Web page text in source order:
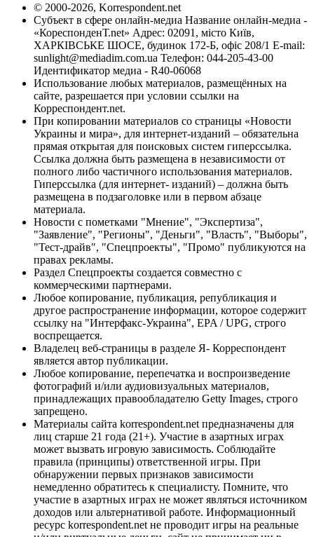
© 2000-2026, Korrespondent.net
Субъект в сфере онлайн-медиа Название онлайн-медиа -
«КореспонденТ.net» Адрес: 02091, місто Київ,
ХАРКІВСЬКЕ ШОСЕ, будинок 172-Б, офіс 208/1 E-mail:
sunlight@mediadim.com.ua Телефон: 044-205-43-00
Идентификатор медиа - R40-06068
Использование любых материалов, размещённых на
сайте, разрешается при условии ссылки на
Корреспондент.net.
При копировании материалов со страницы «Новости
Украины и мира», для интернет-изданий – обязательна
прямая открытая для поисковых систем гиперссылка.
Ссылка должна быть размещена в независимости от
полного либо частичного использования материалов.
Гиперссылка (для интернет- изданий) – должна быть
размещена в подзаголовке или в первом абзаце
материала.
Новости с пометками "Мнение", "Экспертиза",
"Заявление", "Регионы", "Деньги", "Власть", "Выборы",
"Тест-драйв", "Спецпроекты", "Промо" публикуются на
правах рекламы.
Раздел Спецпроекты создается совместно с
коммерческими партнерами.
Любое копирование, публикация, републикация и
другое распространение информации, которое содержит
ссылку на "Интерфакс-Украина", EPA / UPG, строго
воспрещается.
Владелец веб-страницы в разделе Я- Корреспондент
является автор публикации.
Любое копирование, перепечатка и воспроизведение
фотографий и/или аудиовизуальных материалов,
принадлежащих правообладателю Getty Images, строго
запрещено.
Материалы сайта korrespondent.net предназначены для
лиц старше 21 года (21+). Участие в азартных играх
может вызвать игровую зависимость. Соблюдайте
правила (принципы) ответственной игры. При
обнаружении первых признаков зависимости
немедленно обратитесь к специалисту. Помните, что
участие в азартных играх не может являться источником
доходов или альтернативой работе. Информационный
ресурс korrespondent.net не проводит игры на реальные